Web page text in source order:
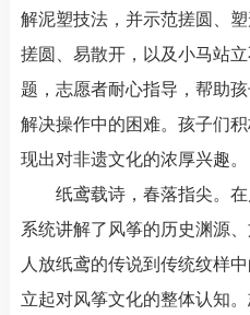
解泥塑技法，并示范搓圆、
搓圆、易散开，以及小马站
题，志愿者耐心指导，帮助
解决操作中的困难。孩子们
现出对非遗文化的浓厚兴趣。
纸鸢载诗，春落指尖。在
系统讲解了风筝的历史渊源
人放纸鸢的传说到传统纹样
立起对风筝文化的整体认知